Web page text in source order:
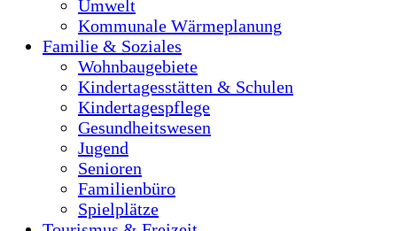
Umwelt
Kommunale Wärmeplanung
Familie & Soziales
Wohnbaugebiete
Kindertagesstätten & Schulen
Kindertagespflege
Gesundheitswesen
Jugend
Senioren
Familienbüro
Spielplätze